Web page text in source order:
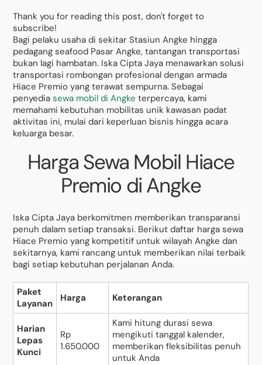
Thank you for reading this post, don't forget to
subscribe!
Bagi pelaku usaha di sekitar Stasiun Angke hingga
pedagang seafood Pasar Angke, tantangan transportasi
bukan lagi hambatan. Iska Cipta Jaya menawarkan solusi
transportasi rombongan profesional dengan armada
Hiace Premio yang terawat sempurna. Sebagai
penyediasewa mobil di Angke terpercaya, kami
memahami kebutuhan mobilitas unik kawasan padat
aktivitas ini, mulai dari keperluan bisnis hingga acara
keluarga besar.
Harga Sewa Mobil Hiace
Premio di Angke
Iska Cipta Jaya berkomitmen memberikan transparansi
penuh dalam setiap transaksi. Berikut daftar harga sewa
Hiace Premio yang kompetitif untuk wilayah Angke dan
sekitarnya, kami rancang untuk memberikan nilai terbaik
bagi setiap kebutuhan perjalanan Anda.
Paket
Layanan
Harga Keterangan
Harian
Lepas
Kunci
Rp
1.650.000
Kami hitung durasi sewa
mengikuti tanggal kalender,
memberikan fleksibilitas penuh
untuk Anda